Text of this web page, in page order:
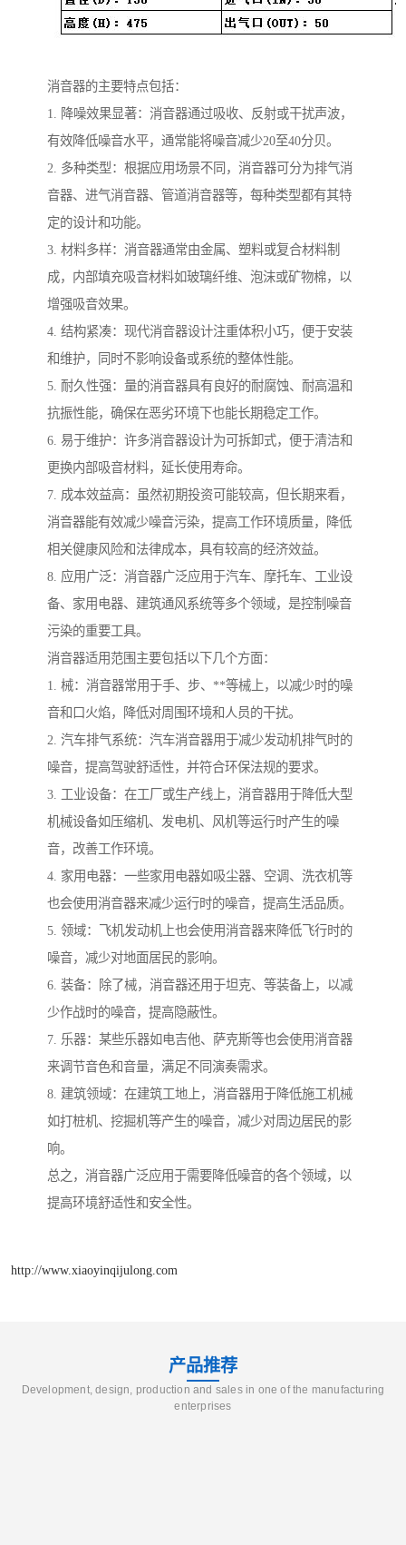
消音器的主要特点包括：
1. 降噪效果显著：消音器通过吸收、反射或干扰声波，
有效降低噪音水平，通常能将噪音减少20至40分贝。
2. 多种类型：根据应用场景不同，消音器可分为排气消
音器、进气消音器、管道消音器等，每种类型都有其特
定的设计和功能。
3. 材料多样：消音器通常由金属、塑料或复合材料制
成，内部填充吸音材料如玻璃纤维、泡沫或矿物棉，以
增强吸音效果。
4. 结构紧凑：现代消音器设计注重体积小巧，便于安装
和维护，同时不影响设备或系统的整体性能。
5. 耐久性强：量的消音器具有良好的耐腐蚀、耐高温和
抗振性能，确保在恶劣环境下也能长期稳定工作。
6. 易于维护：许多消音器设计为可拆卸式，便于清洁和
更换内部吸音材料，延长使用寿命。
7. 成本效益高：虽然初期投资可能较高，但长期来看，
消音器能有效减少噪音污染，提高工作环境质量，降低
相关健康风险和法律成本，具有较高的经济效益。
8. 应用广泛：消音器广泛应用于汽车、摩托车、工业设
备、家用电器、建筑通风系统等多个领域，是控制噪音
污染的重要工具。
消音器适用范围主要包括以下几个方面：
1. 械：消音器常用于手、步、**等械上，以减少时的噪
音和口火焰，降低对周围环境和人员的干扰。
2. 汽车排气系统：汽车消音器用于减少发动机排气时的
噪音，提高驾驶舒适性，并符合环保法规的要求。
3. 工业设备：在工厂或生产线上，消音器用于降低大型
机械设备如压缩机、发电机、风机等运行时产生的噪
音，改善工作环境。
4. 家用电器：一些家用电器如吸尘器、空调、洗衣机等
也会使用消音器来减少运行时的噪音，提高生活品质。
5. 领域：飞机发动机上也会使用消音器来降低飞行时的
噪音，减少对地面居民的影响。
6. 装备：除了械，消音器还用于坦克、等装备上，以减
少作战时的噪音，提高隐蔽性。
7. 乐器：某些乐器如电吉他、萨克斯等也会使用消音器
来调节音色和音量，满足不同演奏需求。
8. 建筑领域：在建筑工地上，消音器用于降低施工机械
如打桩机、挖掘机等产生的噪音，减少对周边居民的影
响。
总之，消音器广泛应用于需要降低噪音的各个领域，以
提高环境舒适性和安全性。
http://www.xiaoyinqijulong.com
产品推荐
Development, design, production and sales in one of the manufacturing
enterprises